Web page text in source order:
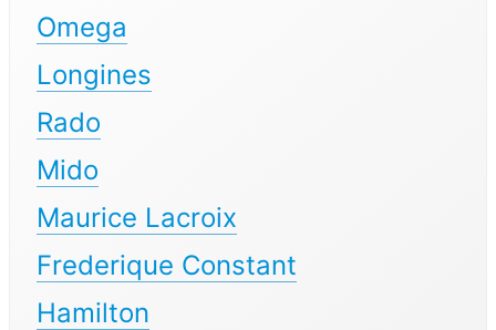
Omega
Longines
Rado
Mido
Maurice Lacroix
Frederique Constant
Hamilton